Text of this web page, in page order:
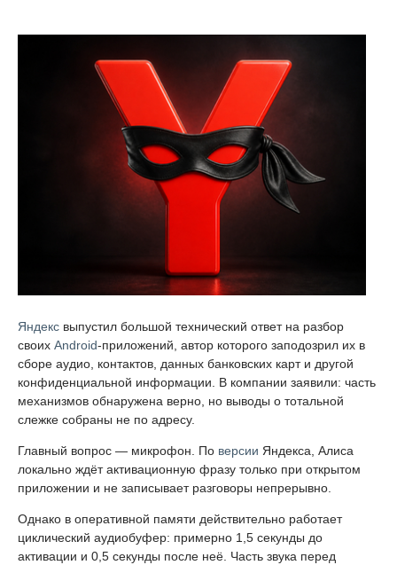
Яндекс выпустил большой технический ответ на разбор
своих Android-приложений, автор которого заподозрил их в
сборе аудио, контактов, данных банковских карт и другой
конфиденциальной информации. В компании заявили: часть
механизмов обнаружена верно, но выводы о тотальной
слежке собраны не по адресу.
Главный вопрос — микрофон. По версии Яндекса, Алиса
локально ждёт активационную фразу только при открытом
приложении и не записывает разговоры непрерывно.
Однако в оперативной памяти действительно работает
циклический аудиобуфер: примерно 1,5 секунды до
активации и 0,5 секунды после неё. Часть звука перед